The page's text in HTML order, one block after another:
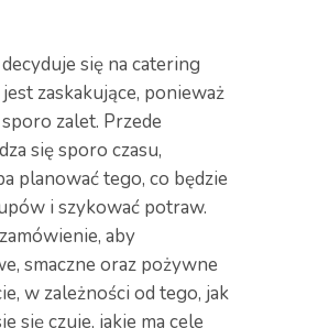
się na catering
zaskakujące, ponieważ
zalet. Przede
się sporo czasu,
planować tego, co będzie
i szykować potraw.
aby
smaczne oraz pożywne
w zależności od tego, jak
się czuje, jakie ma cele